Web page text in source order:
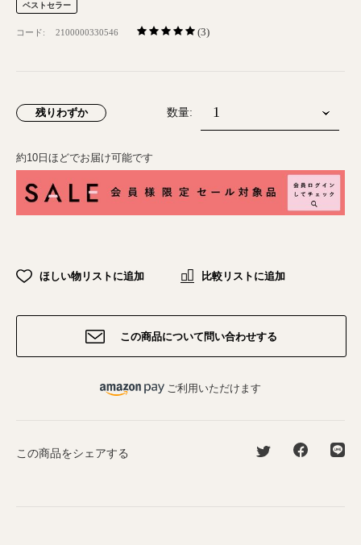
ベストセラー
コード: 2100000330546 (3)
残りわずか 数量:
約10日ほどでお届け可能です
ほしい物リストに追加 比較リストに追加
この商品について問い合わせする
ご利用いただけます
この商品をシェアする